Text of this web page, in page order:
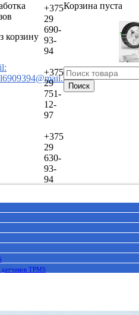
корзину
+375
29
690-
93-
94
+375
29
751-
12-
97
+375
29
630-
93-
94
Корзина пуста
Поиск
TPMS